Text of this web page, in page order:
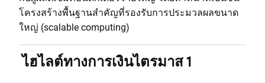
โครงสร้างพื้นฐานสำคัญที่รองรับการประมวลผลขนาด
ใหญ่ (scalable computing)
ไฮไลต์ทางการเงินไตรมาส 1